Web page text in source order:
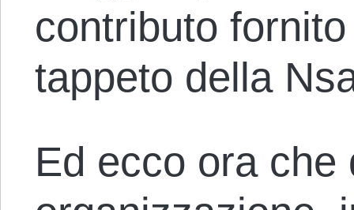
contributo
tappeto della
Ed ecco ora che